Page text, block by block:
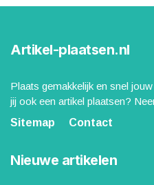
Artikel-plaatsen.nl
Plaats gemakkelijk en snel
jij ook een artikel plaatsen?
Sitemap
Contact
Nieuwe artikelen